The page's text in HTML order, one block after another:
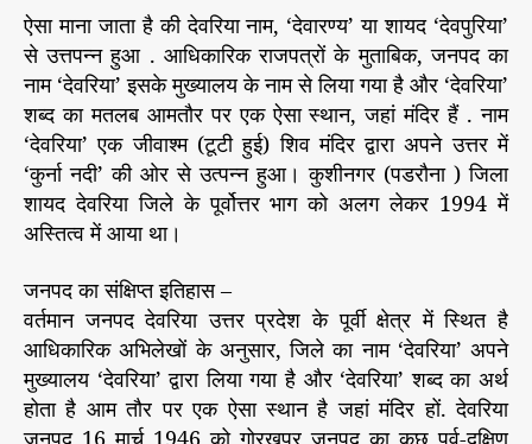
ऐसा माना जाता है की देवरिया नाम, ‘देवारण्य’ या शायद ‘देवपुरिया’
से उत्तपन्न हुआ . आधिकारिक राजपत्रों के मुताबिक, जनपद का
नाम ‘देवरिया’ इसके मुख्यालय के नाम से लिया गया है और ‘देवरिया’
शब्द का मतलब आमतौर पर एक ऐसा स्थान, जहां मंदिर हैं . नाम
‘देवरिया’ एक जीवाश्म (टूटी हुई) शिव मंदिर द्वारा अपने उत्तर में
‘कुर्ना नदी’ की ओर से उत्पन्न हुआ। कुशीनगर (पडरौना ) जिला
शायद देवरिया जिले के पूर्वोत्तर भाग को अलग लेकर 1994 में
अस्तित्व में आया था।
जनपद का संक्षिप्त इतिहास –
वर्तमान जनपद देवरिया उत्तर प्रदेश के पूर्वी क्षेत्र में स्थित है
आधिकारिक अभिलेखों के अनुसार, जिले का नाम ‘देवरिया’ अपने
मुख्यालय ‘देवरिया’ द्वारा लिया गया है और ‘देवरिया’ शब्द का अर्थ
होता है आम तौर पर एक ऐसा स्थान है जहां मंदिर हों. देवरिया
जनपद 16 मार्च 1946 को गोरखपुर जनपद का कुछ पूर्व-दक्षिण